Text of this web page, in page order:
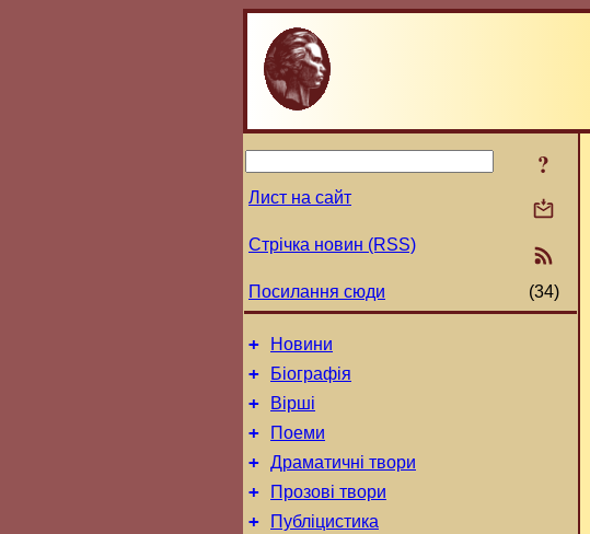
?
Лист на сайт
Стрічка новин (RSS)
Посилання сюди (34)
+ Новини
+ Біографія
+ Вірші
+ Поеми
+ Драматичні твори
+ Прозові твори
+ Публіцистика